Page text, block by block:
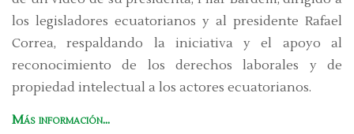
los legisladores ecuatorianos y al presidente Rafael
Correa, respaldando la iniciativa y el apoyo al
reconocimiento de los derechos laborales y de
propiedad intelectual a los actores ecuatorianos.
Más información...